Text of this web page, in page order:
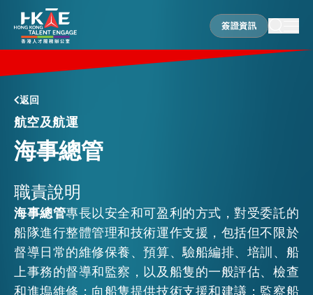
簽證資訊
簽證資訊
香港優勢
居港須知
人才支援
就業資訊
返回
航空及航運
海事總管
職責說明
海事總管專長以安全和可盈利的方式，對受委託的
船隊進行整體管理和技術運作支援，包括但不限於
督導日常的維修保養、預算、驗船編排、培訓、船
上事務的督導和監察，以及船隻的一般評估、檢查
和進塢維修；向船隻提供技術支援和建議；監察船